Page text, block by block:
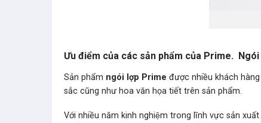
Ưu điểm của các sản phẩm của Prime.
Sản phẩm ngói lợp Prime được nhiều khách
sắc cũng như hoa văn họa tiết trên sản phẩm.
Với nhiều năm kinh nghiệm trong lĩnh vực sản